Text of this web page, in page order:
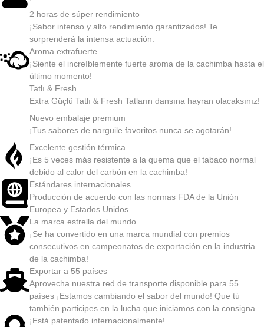
2 horas de súper rendimiento
¡Sabor intenso y alto rendimiento garantizados! Te
sorprenderá la intensa actuación.
Aroma extrafuerte
¡Siente el increíblemente fuerte aroma de la cachimba hasta el
último momento!
Tatlı & Fresh
Extra Güçlü Tatlı & Fresh Tatların dansına hayran olacaksınız!
Nuevo embalaje premium
¡Tus sabores de narguile favoritos nunca se agotarán!
Excelente gestión térmica
¡Es 5 veces más resistente a la quema que el tabaco normal
debido al calor del carbón en la cachimba!
Estándares internacionales
Producción de acuerdo con las normas FDA de la Unión
Europea y Estados Unidos.
La marca estrella del mundo
¡Se ha convertido en una marca mundial con premios
consecutivos en campeonatos de exportación en la industria
de la cachimba!
Exportar a 55 países
Aprovecha nuestra red de transporte disponible para 55
países ¡Estamos cambiando el sabor del mundo! Que tú
también participes en la lucha que iniciamos con la consigna.
¡Está patentado internacionalmente!